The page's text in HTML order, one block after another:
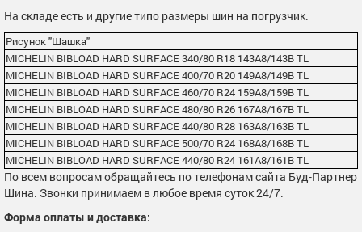
На складе есть и другие типо размеры шин на погрузчик.
Рисунок "Шашка"
MICHELIN BIBLOAD HARD SURFACE 340/80 R18 143A8/143B TL
MICHELIN BIBLOAD HARD SURFACE 400/70 R20 149A8/149B TL
MICHELIN BIBLOAD HARD SURFACE 460/70 R24 159A8/159B TL
MICHELIN BIBLOAD HARD SURFACE 480/80 R26 167A8/167B TL
MICHELIN BIBLOAD HARD SURFACE 440/80 R28 163A8/163B TL
MICHELIN BIBLOAD HARD SURFACE 500/70 R24 168A8/168B TL
MICHELIN BIBLOAD HARD SURFACE 440/80 R24 161A8/161B TL
По всем вопросам обращайтесь по телефонам сайта Буд-Партнер
Шина. Звонки принимаем в любое время суток 24/7.
Форма оплаты и доставка: